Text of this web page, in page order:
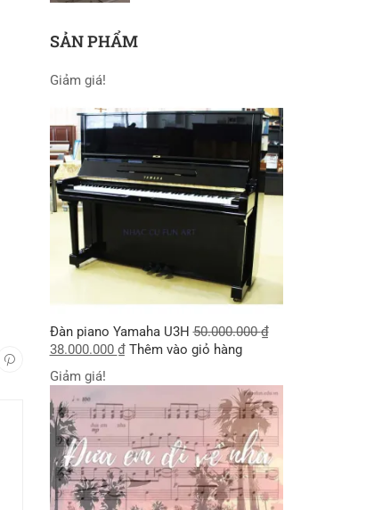
SẢN PHẨM
Giảm giá!
Đàn piano Yamaha U3H 50.000.000₫
38.000.000 ₫ Thêm vào giỏ hàng
Giảm giá!